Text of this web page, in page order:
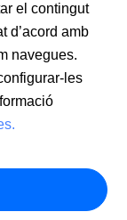
el contingut
d’acord amb
navegues.
les